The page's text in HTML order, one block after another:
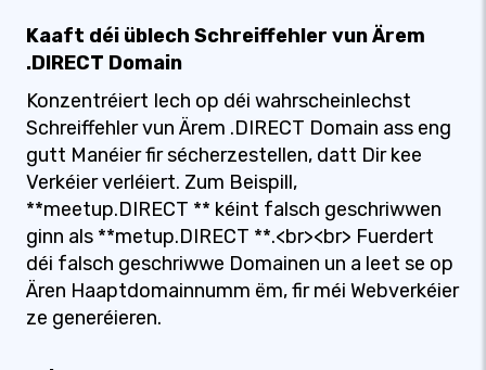
Kaaft déi üblech Schreiffehler vun Ärem
.DIRECT Domain
Konzentréiert Iech op déi wahrscheinlechst
Schreiffehler vun Ärem .DIRECT Domain ass eng
gutt Manéier fir sécherzestellen, datt Dir kee
Verkéier verléiert. Zum Beispill,
**meetup.DIRECT ** kéint falsch geschriwwen
ginn als **metup.DIRECT **.<br><br> Fuerdert
déi falsch geschriwwe Domainen un a leet se op
Ären Haaptdomainnumm ëm, fir méi Webverkéier
ze generéieren.